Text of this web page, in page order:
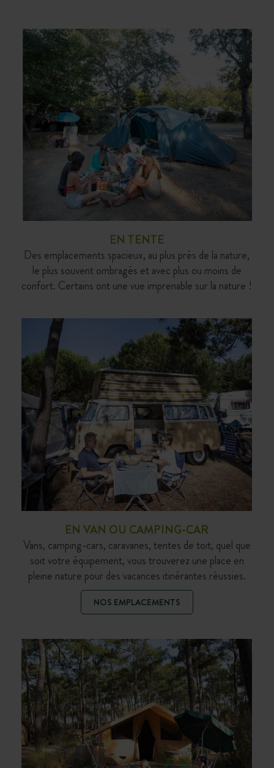
EN TENTE
Des emplacements spacieux, au plus près de la nature,
le plus souvent ombragés et avec plus ou moins de
confort. Certains ont une vue imprenable sur la nature !
EN VAN OU CAMPING-CAR
Vans, camping-cars, caravanes, tentes de toit, quel que
soit votre équipement, vous trouverez une place en
pleine nature pour des vacances itinérantes réussies.
NOS EMPLACEMENTS